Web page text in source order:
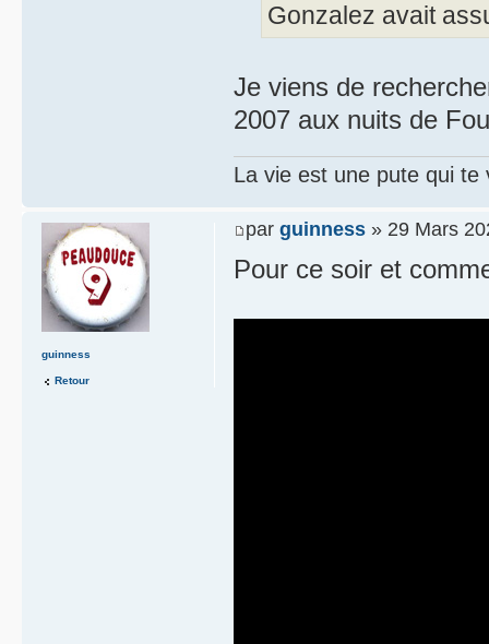
Gonzalez avait
Je viens de
2007 aux nuits de
La vie est une pute qui te
par guinness » 29 Mars
Pour ce soir et
guinness
Retour